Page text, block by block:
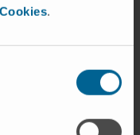
.
a call to
ckj/sfad083